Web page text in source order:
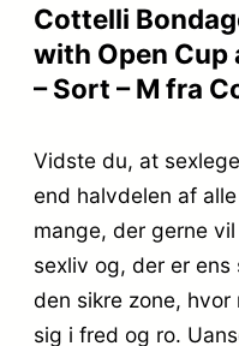
Cottelli
with Open Cup
– Sort – M fra
Vidste du, at
end halvdelen af
mange, der gerne
sexliv og, der er
den sikre zone,
sig i fred og ro.